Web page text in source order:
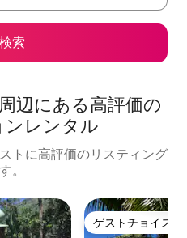
検索
辺⁠に⁠あ⁠る高⁠評⁠価⁠の
レ⁠ン⁠タ⁠ル
トに高評価のリスティング
。
ゲストチョイス
ゲストチョイス